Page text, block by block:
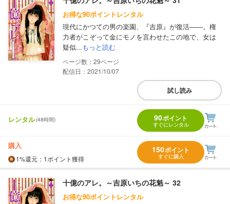
お得な90ポイントレンタル
現代にかつての男の楽園、『吉原』が復活――。権
力者がこぞって金にモノを言わせたこの地で、女は
疑似...もっと読む
29
配信日：2021/10/07
試し読み
レンタル(48時間) 90ポイント
すぐにレンタル
購入
1%還元 ：1ポイント獲得
150ポイント
すぐに購入
十億のアレ。～吉原いちの花魁～ 32
お得な90ポイントレンタル